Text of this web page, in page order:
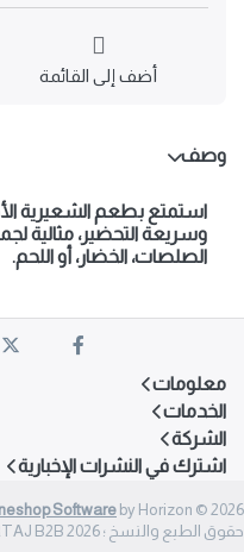
أضف إلى القائمة
وصف
استمتع بطعم الشعيرية
وسريعة التحضير، مثالية
الصلصات، الخضار، أو اللحم.
معلومات
الخدمات
الشركة
اشترك في النشرات الإخبارية
Software by Horizon © 2026
حقوق الطبع والنسخ ؛ 2026 EXPORTAJ B2B. كل الحقوق محفوظة.